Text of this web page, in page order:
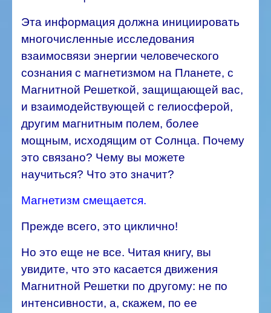
Эта информация должна инициировать
многочисленные исследования
взаимосвязи энергии человеческого
сознания с магнетизмом на Планете, с
Магнитной Решеткой, защищающей вас,
и взаимодействующей с гелиосферой,
другим магнитным полем, более
мощным, исходящим от Солнца. Почему
это связано? Чему вы можете
научиться? Что это значит?
Магнетизм смещается.
Прежде всего, это циклично!
Но это еще не все. Читая книгу, вы
увидите, что это касается движения
Магнитной Решетки по другому: не по
интенсивности, а, скажем, по ее